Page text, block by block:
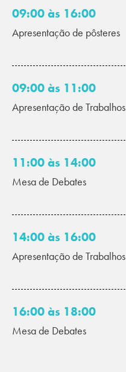
09:00 às 16:00
Apresentação de pôsteres
09:00 às 11:00
Apresentação de Trabalhos
11:00 às 14:00
Mesa de Debates
14:00 às 16:00
Apresentação de Trabalhos
16:00 às 18:00
Mesa de Debates